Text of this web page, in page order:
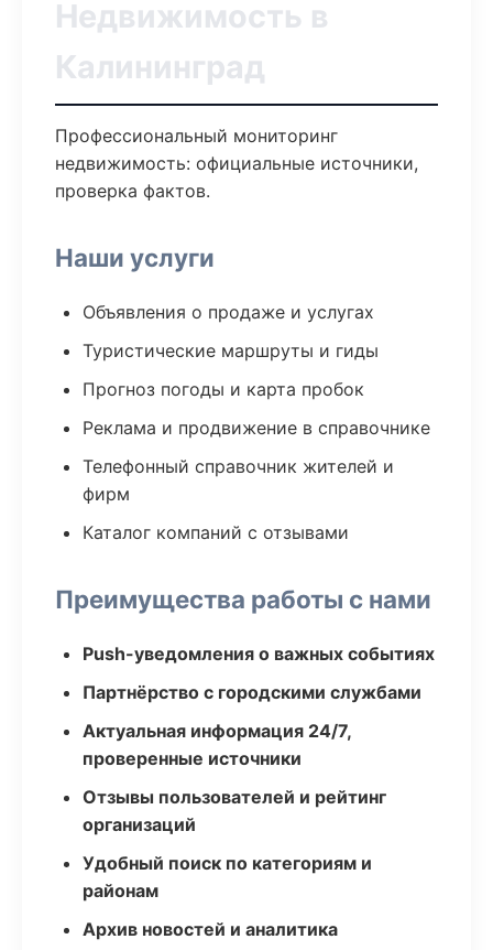
Недвижимость в
Калининград
Профессиональный мониторинг
недвижимость: официальные источники,
проверка фактов.
Наши услуги
Объявления о продаже и услугах
Туристические маршруты и гиды
Прогноз погоды и карта пробок
Реклама и продвижение в справочнике
Телефонный справочник жителей и
фирм
Каталог компаний с отзывами
Преимущества работы с нами
Push-уведомления о важных событиях
Партнёрство с городскими службами
Актуальная информация 24/7,
проверенные источники
Отзывы пользователей и рейтинг
организаций
Удобный поиск по категориям и
районам
Архив новостей и аналитика